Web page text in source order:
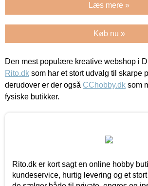
Læs mere »
Køb nu »
Den mest populære kreative webshop i
Rito.dk som har et stort udvalg til skarpe
derudover er der også CChobby.dk som
fysiske butikker.
Rito.dk er kort sagt en online hobby
kundeservice, hurtig levering og et